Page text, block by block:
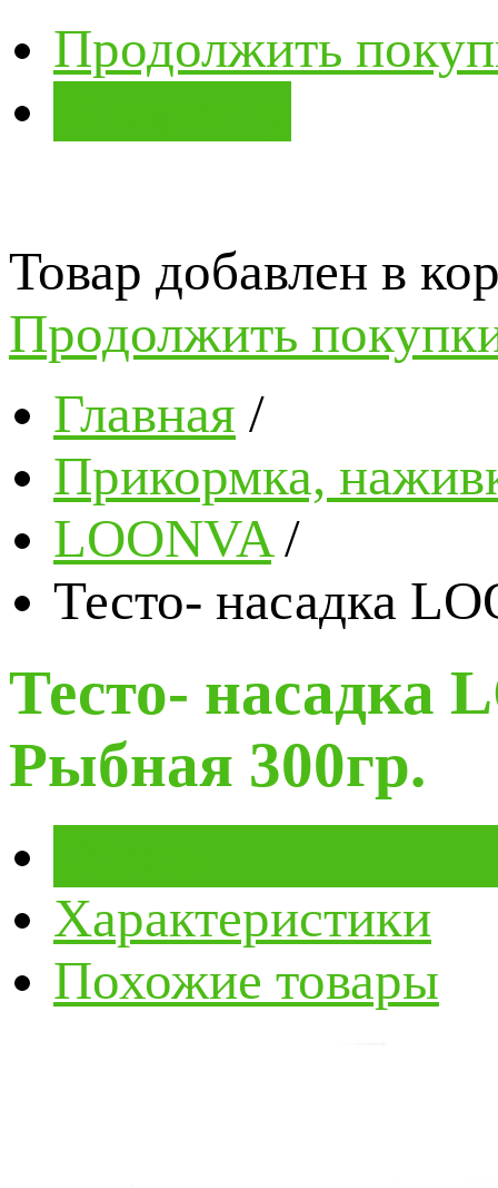
Продолжить
Товар добавлен в
Продолжить
Главная /
Прикормка,
LOONVA/
Тесто- насадка
Тесто- насадка
Рыбная 300гр.
Характеристики
Похожие товары